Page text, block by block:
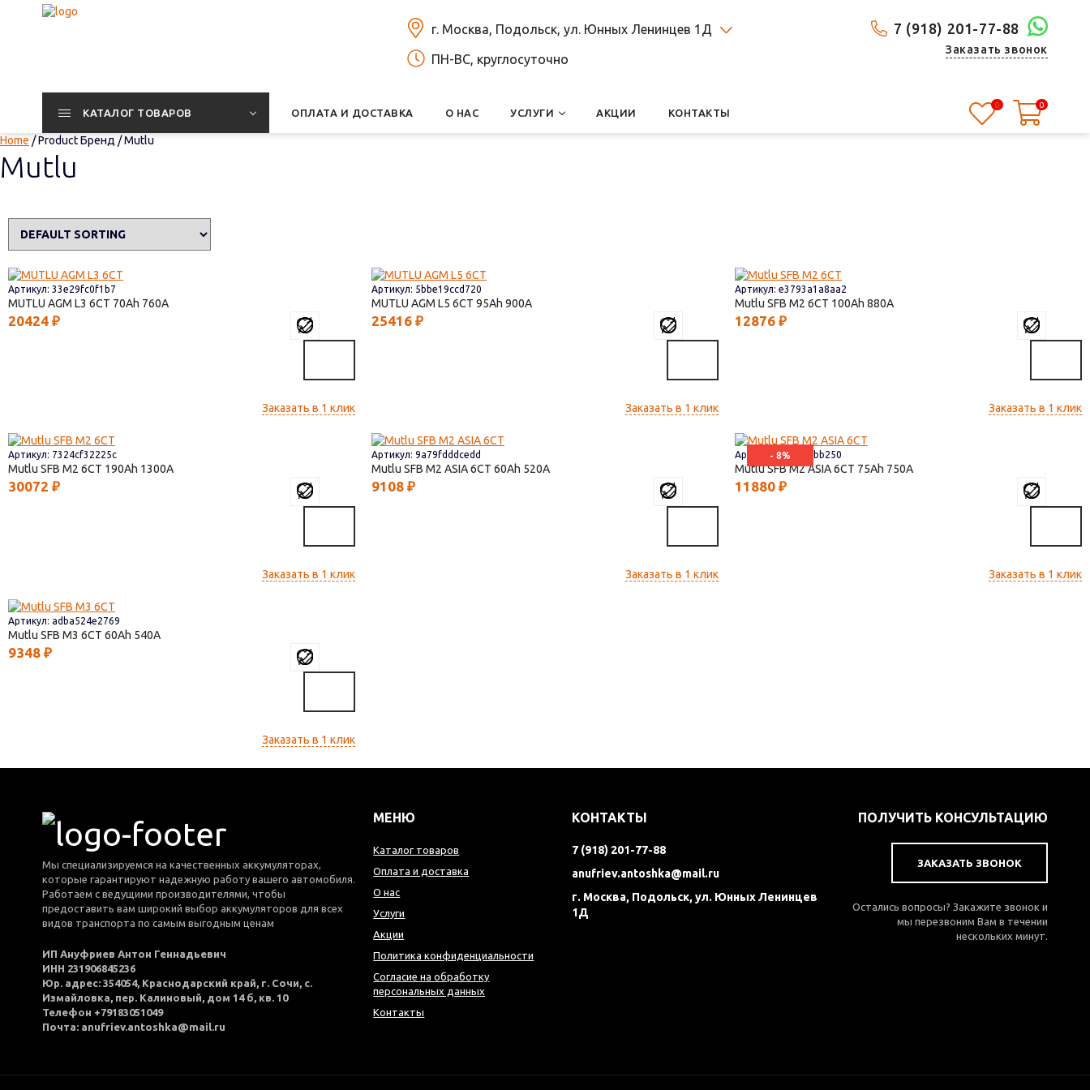
7 (918) 201-77-88
Заказать звонок
г. Москва, Подольск, ул. Юнных Ленинцев 1Д
ПН-ВС, круглосуточно
КАТАЛОГ ТОВАРОВ ОПЛАТА И ДОСТАВКА О НАС УСЛУГИ АКЦИИ КОНТАКТЫ
0 0
Home / Product Бренд / Mutlu
Mutlu
Артикул: 33e29fc0f1b7
MUTLU AGM L3 6СТ 70 760
20424 ₽
Заказать в 1 клик
Артикул: 5bbe19ccd720
MUTLU AGM L5 6СТ 95 900
25416 ₽
Заказать в 1 клик
Артикул: e3793a1a8aa2
Mutlu SFB M2 6СТ 100 880
12876 ₽
Заказать в 1 клик
Артикул: 7324cf32225c
Mutlu SFB M2 6СТ 190 1300
30072 ₽
Заказать в 1 клик
Артикул: 9a79fdddcedd
Mutlu SFB M2 ASIA 6СТ 60 520
9108 ₽
Заказать в 1 клик
- 8%
Артикул: 9ff944cbb250
Mutlu SFB M2 ASIA 6СТ 75 750
11880 ₽
Заказать в 1 клик
Артикул: adba524e2769
Mutlu SFB M3 6СТ 60 540
9348 ₽
Заказать в 1 клик
Мы специализируемся на качественных аккумуляторах,
которые гарантируют надежную работу вашего автомобиля.
Работаем с ведущими производителями, чтобы
предоставить вам широкий выбор аккумуляторов для всех
видов транспорта по самым выгодным ценам
ИП Ануфриев Антон Геннадьевич
ИНН 231906845236
Юр. адрес: 354054, Краснодарский край, г. Сочи, с.
Измайловка, пер. Калиновый, дом 14 б, кв. 10
Телефон +79183051049
Почта: anufriev.antoshka@mail.ru
МЕНЮ
Каталог товаров
Оплата и доставка
О нас
Услуги
Акции
Политика конфиденциальности
Согласие на обработку
персональных данных
Контакты
КОНТАКТЫ
7 (918) 201-77-88
anufriev.antoshka@mail.ru
г. Москва, Подольск, ул. Юнных Ленинцев
1Д
ПОЛУЧИТЬ КОНСУЛЬТАЦИЮ
ЗАКАЗАТЬ ЗВОНОК
Остались вопросы? Закажите звонок и
мы перезвоним Вам в течении
нескольких минут.